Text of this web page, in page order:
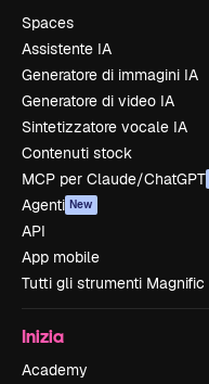
Spaces
Assistente IA
Generatore di immagini IA
Generatore di video IA
Sintetizzatore vocale IA
Contenuti stock
MCP per Claude/ChatGPT
Agenti New
API
App mobile
Tutti gli strumenti Magnific
Inizia
Academy